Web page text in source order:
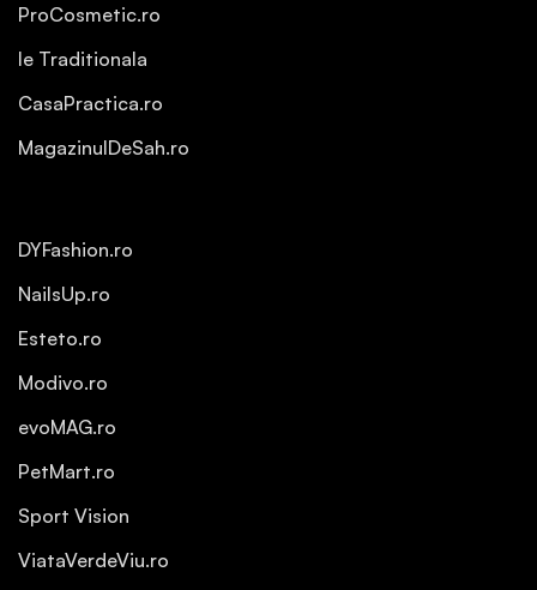
ProCosmetic.ro
Ie Traditionala
CasaPractica.ro
MagazinulDeSah.ro
DYFashion.ro
NailsUp.ro
Esteto.ro
Modivo.ro
evoMAG.ro
PetMart.ro
Sport Vision
ViataVerdeViu.ro